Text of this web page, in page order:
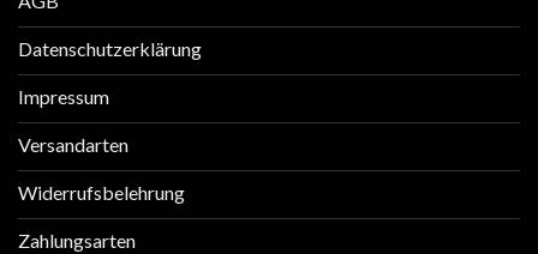
Datenschutzerklärung
Impressum
Versandarten
Widerrufsbelehrung
Zahlungsarten